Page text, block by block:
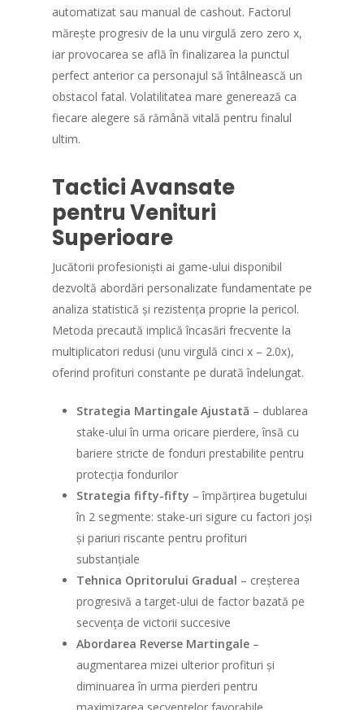
automatizat sau manual de cashout. Factorul
mărește progresiv de la unu virgulă zero zero x,
iar provocarea se află în finalizarea la punctul
perfect anterior ca personajul să întâlnească un
obstacol fatal. Volatilitatea mare generează ca
fiecare alegere să rămână vitală pentru finalul
ultim.
Tactici Avansate
pentru Venituri
Superioare
Jucătorii profesioniști ai game-ului disponibil
dezvoltă abordări personalizate fundamentate pe
analiza statistică și rezistența proprie la pericol.
Metoda precaută implică încasări frecvente la
multiplicatori redusi (unu virgulă cinci x – 2.0x),
oferind profituri constante pe durată îndelungat.
Strategia Martingale Ajustată – dublarea
stake-ului în urma oricare pierdere, însă cu
bariere stricte de fonduri prestabilite pentru
protecția fondurilor
Strategia fifty-fifty – împărțirea bugetului
în 2 segmente: stake-uri sigure cu factori joși
și pariuri riscante pentru profituri
substanțiale
Tehnica Opritorului Gradual – creșterea
progresivă a target-ului de factor bazată pe
secvența de victorii succesive
Abordarea Reverse Martingale –
augmentarea mizei ulterior profituri și
diminuarea în urma pierderi pentru